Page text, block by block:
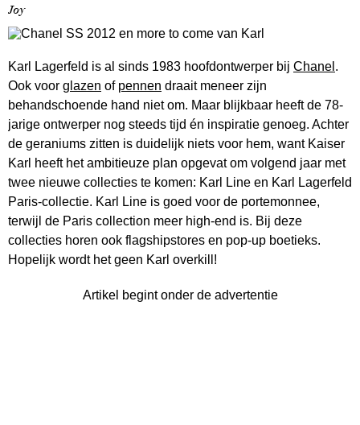
Joy
Karl Lagerfeld is al sinds 1983 hoofdontwerper bij Chanel .
Ook voor glazen of pennen draait meneer zijn
behandschoende hand niet om. Maar blijkbaar heeft de 78-
jarige ontwerper nog steeds tijd én inspiratie genoeg. Achter
de geraniums zitten is duidelijk niets voor hem, want Kaiser
Karl heeft het ambitieuze plan opgevat om volgend jaar met
twee nieuwe collecties te komen: Karl Line en Karl Lagerfeld
Paris-collectie. Karl Line is goed voor de portemonnee,
terwijl de Paris collection meer high-end is. Bij deze
collecties horen ook flagshipstores en pop-up boetieks.
Hopelijk wordt het geen Karl overkill!
Artikel begint onder de advertentie